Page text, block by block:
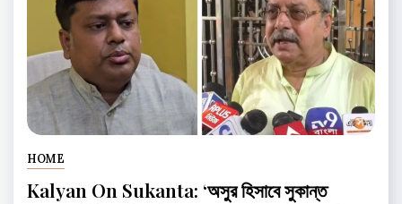
HOME
Kalyan On Sukanta: ‘অসুর হিসাবে সুকান্ত